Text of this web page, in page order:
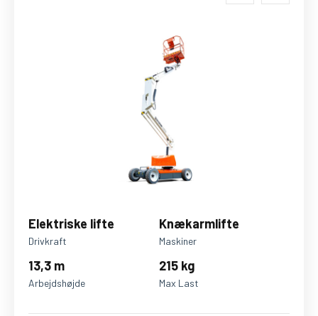
Elektriske lifte
Drivkraft
Knækarmlifte
Maskiner
13,3 m
Arbejdshøjde
215 kg
Max Last